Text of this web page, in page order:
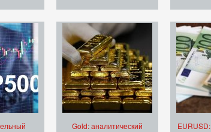
Gold: аналитический